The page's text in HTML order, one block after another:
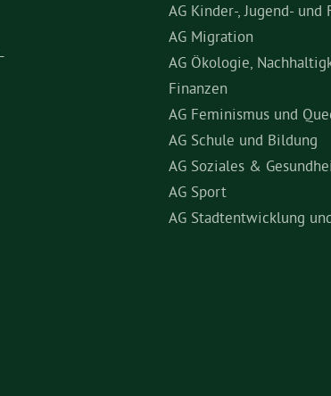
AG Kinder-, Jugend-
AG Migration
AG Ökologie,
Finanzen
AG Feminismus und
AG Schule und Bildung
AG Soziales &
AG Sport
AG Stadtentwicklung